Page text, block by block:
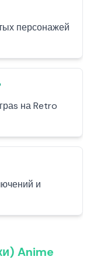
персонажей
на Retro
и
Anime